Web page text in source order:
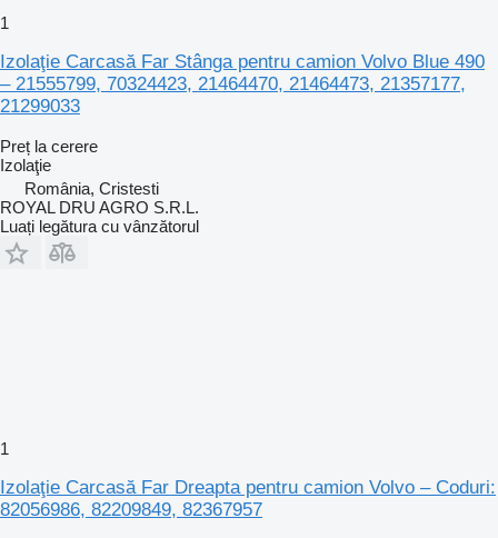
1
Izolaţie Carcasă Far Stânga pentru camion Volvo Blue 490
– 21555799, 70324423, 21464470, 21464473, 21357177,
21299033
Preț la cerere
Izolaţie
România, Cristesti
ROYAL DRU AGRO S.R.L.
Luați legătura cu vânzătorul
1
Izolaţie Carcasă Far Dreapta pentru camion Volvo – Coduri:
82056986, 82209849, 82367957